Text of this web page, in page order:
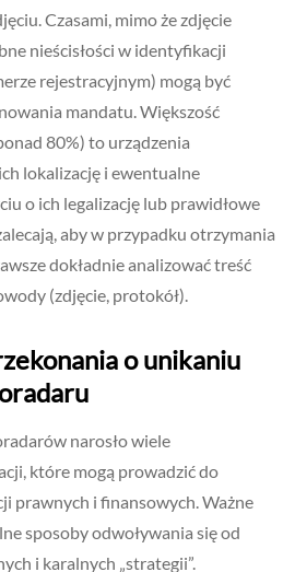
Czasami, mimo że zdjęcie
nieścisłości w identyfikacji
rejestracyjnym) mogą być
mandatu. Większość
80%) to urządzenia
lokalizację i ewentualne
o ich legalizację lub prawidłowe
aby w przypadku otrzymania
dokładnie analizować treść
(zdjęcie, protokół).
o unikaniu
narosło wiele
które mogą prowadzić do
prawnych i finansowych. Ważne
sposoby odwoływania się od
i karalnych „strategii”.